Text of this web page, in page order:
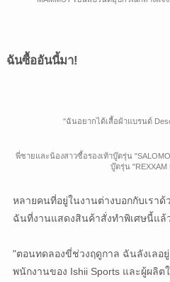
ฉันซื้ออันนี้มา!
"ฉันอยากได้เสื้อผ้าแบรนด์
พี่ชายและน้องสาวซื้อรองเท้าบู๊ตรุ่น
บู๊ตรุ่น "REXXAM
หลายคนที่อยู่ในงานต่างบอกกับเรา
ฉันที่งานแสดงสินค้าสั่งทำพิเศษนี้แล้
"ตอนทดลองขี่ช่วงฤดูกาล ฉันลังเลอ
พนักงานของ Ishii Sports และผู้ผลิ